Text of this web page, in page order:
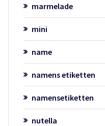
marmelade
mini
name
namens etiketten
namensetiketten
nutella